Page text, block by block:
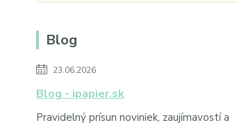
Blog
23.06.2026
Blog - ipapier.sk
Pravidelný prísun noviniek, zaujímavostí a